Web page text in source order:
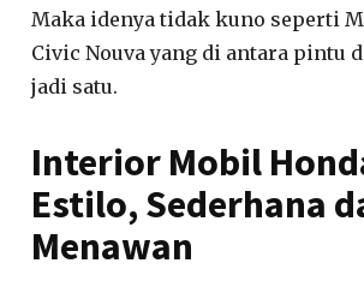
Maka idenya tidak kuno seperti
Civic Nouva yang di antara pintu
jadi satu.
Interior Mobil
Estilo, Sederhana
Menawan